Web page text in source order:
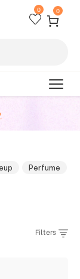
0 0
Perfume
Filters